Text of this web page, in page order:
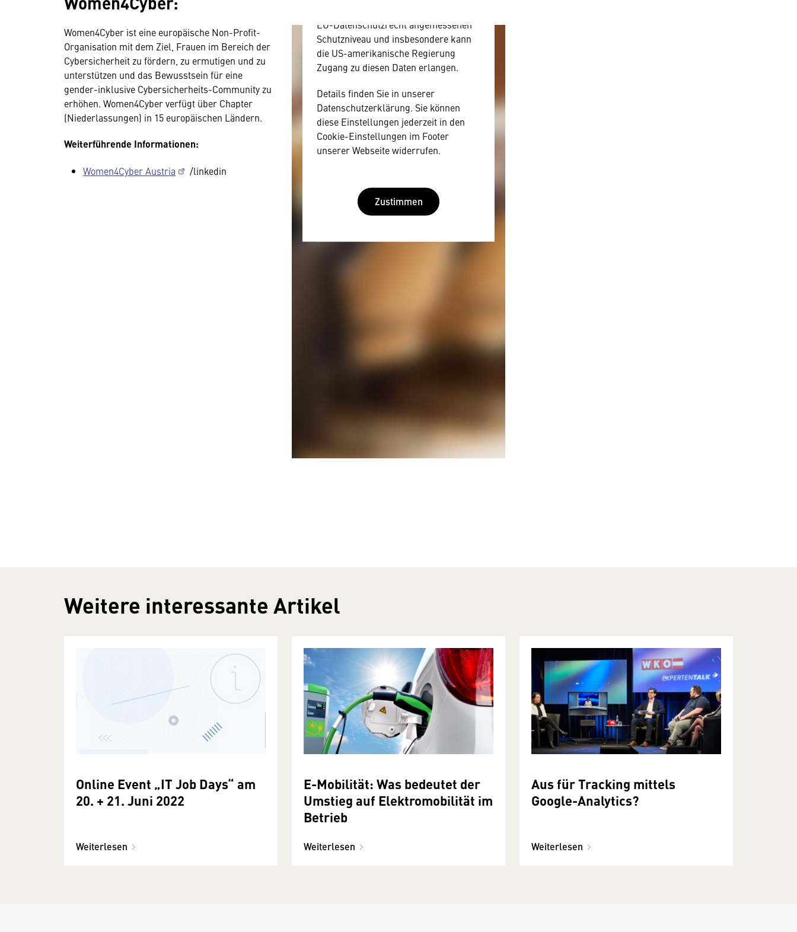
Women4Cyber ist eine europäische Non-Profit-
Organisation mit dem Ziel, Frauen im Bereich der
Cybersicherheit zu fördern, zu ermutigen und zu
unterstützen und das Bewusstsein für eine
gender-inklusive Cybersicherheits-Community zu
erhöhen. Women4Cyber verfügt über Chapter
(Niederlassungen) in 15 europäischen Ländern.
Weiterführende Informationen:
Women4Cyber Austria /linkedin
EU-Datenschutzrecht angemessenen
Schutzniveau und insbesondere kann
die US-amerikanische Regierung
Zugang zu diesen Daten erlangen.
Details finden Sie in unserer
Datenschutzerklärung. Sie können
diese Einstellungen jederzeit in den
Cookie-Einstellungen im Footer
unserer Webseite widerrufen.
Zustimmen
Weitere interessante Artikel
Online Event „IT Job Days“ am
20. + 21. Juni 2022
Weiterlesen
E-Mobilität: Was bedeutet der
Umstieg auf Elektromobilität im
Betrieb
Weiterlesen
Aus für Tracking mittels
Google-Analytics?
Weiterlesen